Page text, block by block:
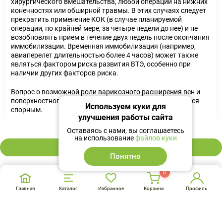
1 113 ₽
В корзину
конечностях или обширной травмы. В этих случаях следует
прекратить применение КОК (в случае планируемой
операции, по крайней мере, за четыре недели до нее) и не
возобновлять прием в течение двух недель после окончания
иммобилизации. Временная иммобилизация (например,
авиаперелет длительностью более 4 часов) может также
являться фактором риска развития ВТЭ, особенно при
наличии других факторов риска.
Вопрос о возможной роли варикозного расширения вен и
поверхностного тромбофлебита в развитии ВТЭ остается
спорным.
Следует учитывать повышенный риск развития
тромбоэмболий в послеродовом периоде.
Нарушения периферического кровообращения также могут
отмечаться при сахарном диабете, системной красной
волчанке, гемолитико-уремическом синдроме, хронических
воспалительных заболеваниях кишечника (болезнь Крона
или язвенный колит) и серповидно-клеточной анемии.
Главная Каталог Избранное Корзина
0
Профиль
Используем куки для
улучшения работы сайта
Оставаясь с нами, вы соглашаетесь
на использованиефайлов куки
Понятно